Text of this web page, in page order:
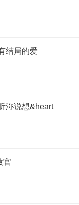
结局的爱
沵说想&heart
官